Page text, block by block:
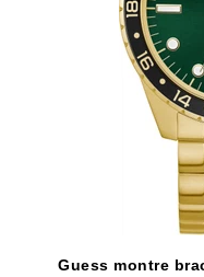
Guess montre